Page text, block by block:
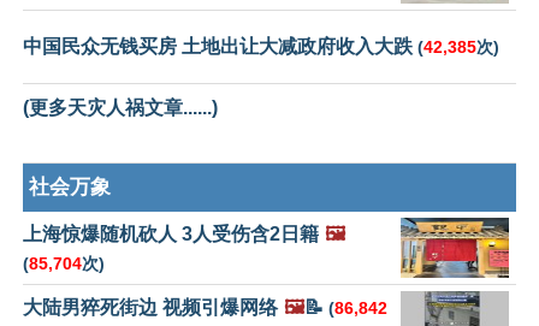
中国民众无钱买房 土地出让大减政府收入大跌 (42,385次)
(更多天灾人祸文章......)
社会万象
上海惊爆随机砍人 3人受伤含2日籍 🖼️
(85,704次)
大陆男猝死街边 视频引爆网络 🖼️📝 (86,842